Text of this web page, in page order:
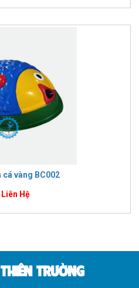
cá vàng BC002
Liên Hệ
TRƯỜNG